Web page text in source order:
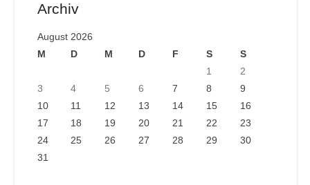
Archiv
August 2026
M
D M D F S
S
1
2
3
4 5 6 7 8
9
10
11 12 13 14 15
16
17
18 19 20 21 22
23
24
25 26 27 28 29
30
31